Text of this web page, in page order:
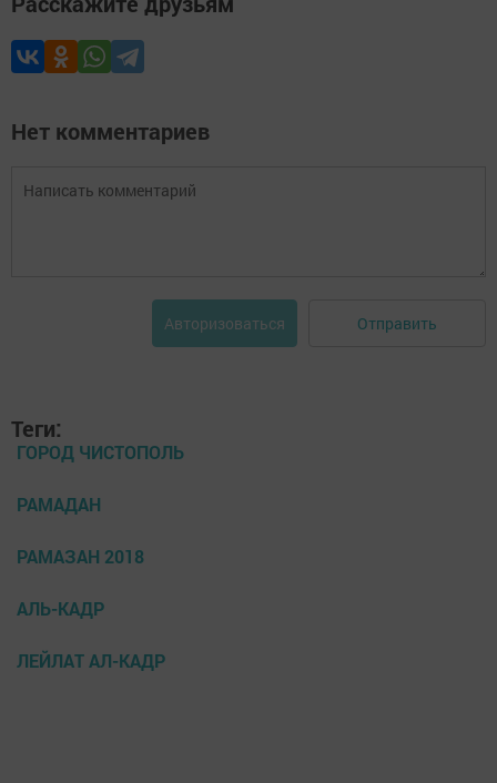
Нет комментариев
Авторизоваться Отправить
Теги:
ГОРОД ЧИСТОПОЛЬ
РАМАДАН
РАМАЗАН 2018
АЛЬ-КАДР
ЛЕЙЛАТ АЛ-КАДР